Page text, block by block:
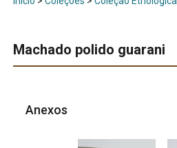
Machado polido guarani
Anexos